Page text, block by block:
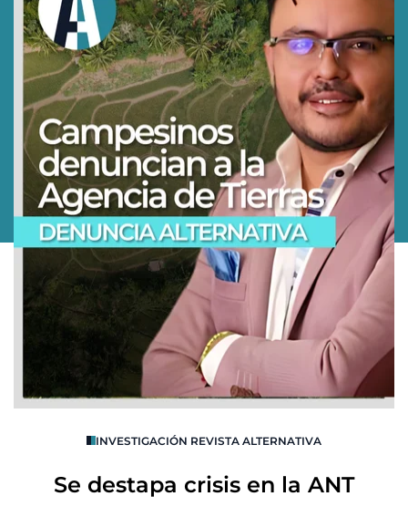
INVESTIGACIÓN REVISTA ALTERNATIVA
Se destapa crisis en la ANT